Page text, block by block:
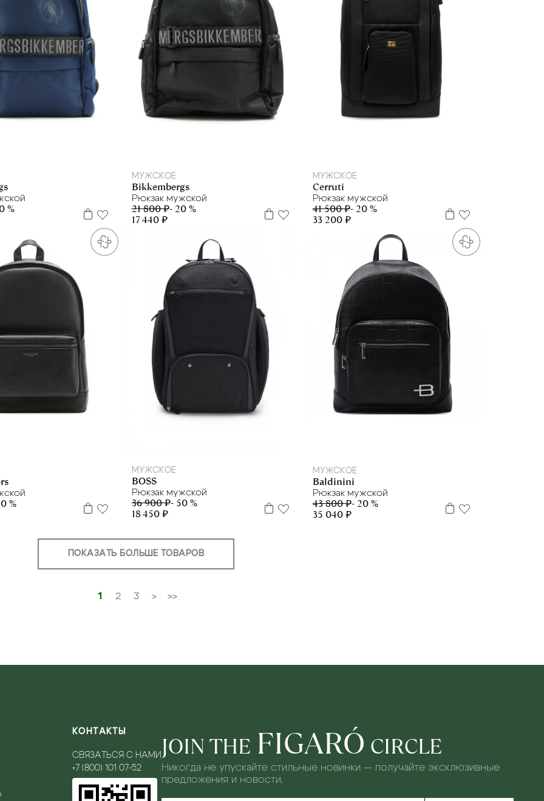
%
МУЖСКОЕ
Bikkembergs
Рюкзак мужской
21 800 ₽- 20 %
17 440 ₽
МУЖСКОЕ
Cerruti
Рюкзак мужской
41 500 ₽- 20 %
33 200 ₽
%
МУЖСКОЕ
BOSS
Рюкзак мужской
36 900 ₽- 50 %
18 450 ₽
МУЖСКОЕ
Baldinini
Рюкзак мужской
43 800 ₽- 20 %
35 040 ₽
ПОКАЗАТЬ БОЛЬШЕ ТОВАРОВ
1 2 3 > >>
КОНТАКТЫ
СВЯЗАТЬСЯ С НАМИ
+7 (800) 101 07-52
JOIN THE FIGARÓ CIRCLE
Никогда не упускайте стильные новинки — получайте эксклюзивные
предложения и новости.